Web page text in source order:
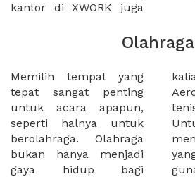
kantor di XWORK juga
Olahraga
Memilih tempat yang
tepat sangat penting
untuk acara apapun,
seperti halnya untuk
berolahraga. Olahraga
bukan hanya menjadi
gaya hidup bagi
kalian lakukan?
Aerobik, gym, futsal,
tenis, atau badminton?
Untungnya, kami
memiliki variasi pilian
yang dapat anda
gunakan mulai dari